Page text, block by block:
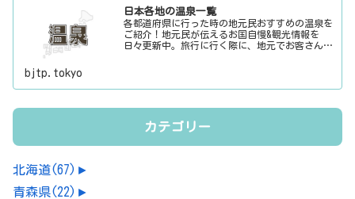
日本各地の温泉一覧
各都道府県に行った時の地元民おすすめの温泉を
ご紹介！地元民が伝えるお国自慢&観光情報を
日々更新中。旅行に行く際に、地元でお客さんを
bjtp.tokyo
カテゴリー
北海道(67) ►
青森県(22) ►